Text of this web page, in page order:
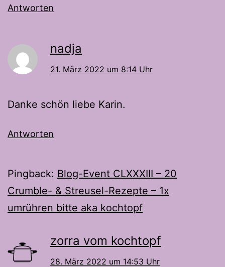
Antworten
nadja
21. März 2022 um 8:14 Uhr
Danke schön liebe Karin.
Antworten
Pingback: Blog-Event CLXXXIII – 20
Crumble- & Streusel-Rezepte – 1x
umrühren bitte aka kochtopf
zorra vom kochtopf
28. März 2022 um 14:53 Uhr